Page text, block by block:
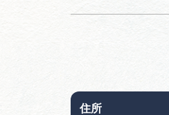
住所